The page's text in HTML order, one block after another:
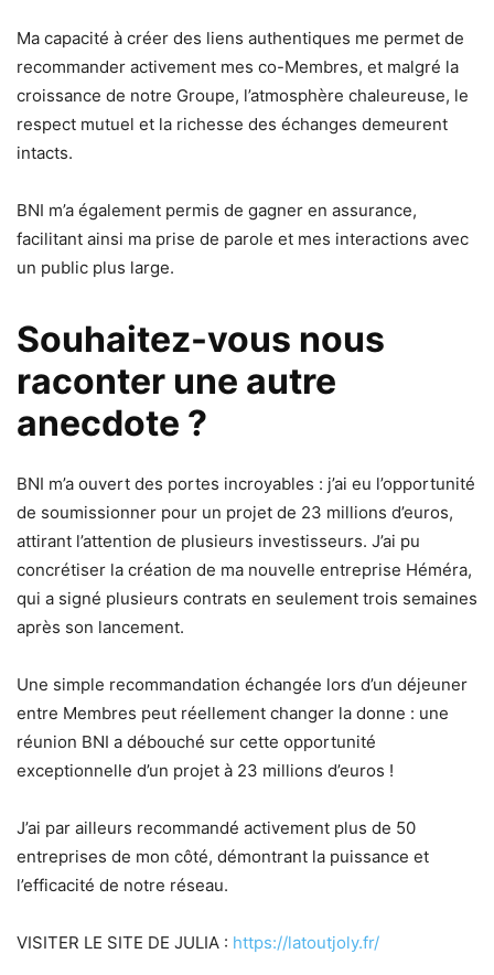
Ma capacité à créer des liens authentiques me permet de
recommander activement mes co-Membres, et malgré la
croissance de notre Groupe, l’atmosphère chaleureuse, le
respect mutuel et la richesse des échanges demeurent
intacts.
BNI m’a également permis de gagner en assurance,
facilitant ainsi ma prise de parole et mes interactions avec
un public plus large.
Souhaitez-vous nous
raconter une autre
anecdote ?
BNI m’a ouvert des portes incroyables : j’ai eu l’opportunité
de soumissionner pour un projet de 23 millions d’euros,
attirant l’attention de plusieurs investisseurs. J’ai pu
concrétiser la création de ma nouvelle entreprise Héméra,
qui a signé plusieurs contrats en seulement trois semaines
après son lancement.
Une simple recommandation échangée lors d’un déjeuner
entre Membres peut réellement changer la donne : une
réunion BNI a débouché sur cette opportunité
exceptionnelle d’un projet à 23 millions d’euros !
J’ai par ailleurs recommandé activement plus de 50
entreprises de mon côté, démontrant la puissance et
l’efficacité de notre réseau.
VISITER LE SITE DE JULIA : https://latoutjoly.fr/